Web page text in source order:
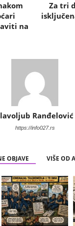
na
Za tri
Ranđelović
https://info027.rs
OBJAVE VIŠE OD